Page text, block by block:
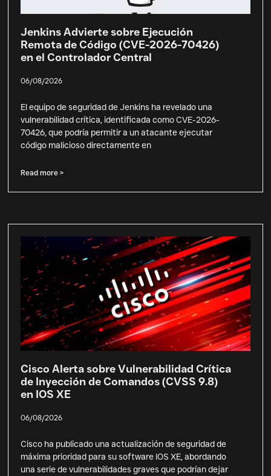
Jenkins Advierte sobre Ejecución
Remota de Código (CVE-2026-70426)
en el Controlador Central
06/08/2026
El equipo de seguridad de Jenkins ha revelado una
vulnerabilidad crítica, identificada como CVE-2026-
70426, que podría permitir a un atacante ejecutar
código malicioso directamente en
Read more >
Cisco Alerta sobre Vulnerabilidad Crítica
de Inyección de Comandos (CVSS 9.8)
en IOS XE
06/08/2026
Cisco ha publicado una actualización de seguridad de
máxima prioridad para su software IOS XE, abordando
una serie de vulnerabilidades graves que podrían dejar